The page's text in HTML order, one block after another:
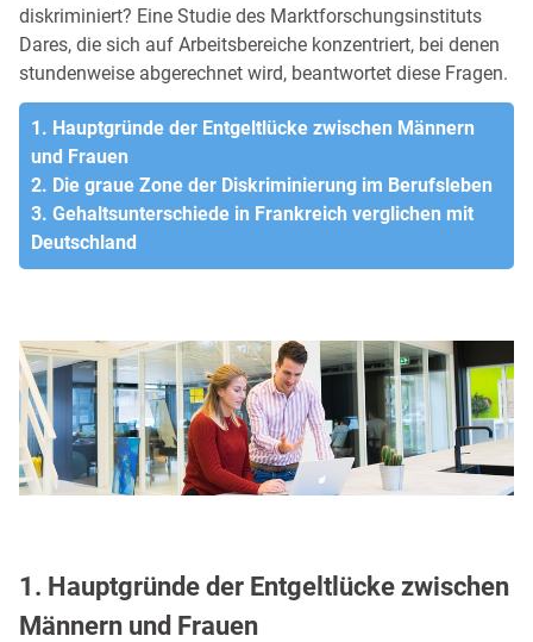
diskriminiert? Eine Studie des Marktforschungsinstituts
Dares, die sich auf Arbeitsbereiche konzentriert, bei denen
stundenweise abgerechnet wird, beantwortet diese Fragen.
1. Hauptgründe der Entgeltlücke zwischen Männern
und Frauen
2. Die graue Zone der Diskriminierung im Berufsleben
3. Gehaltsunterschiede in Frankreich verglichen mit
Deutschland
1. Hauptgründe der Entgeltlücke zwischen
Männern und Frauen